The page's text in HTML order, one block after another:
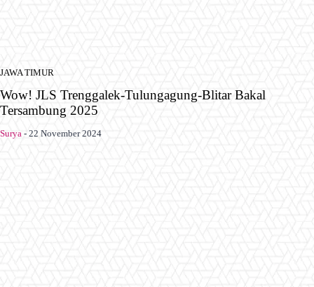
JAWA TIMUR
Wow! JLS Trenggalek-Tulungagung-Blitar Bakal
Tersambung 2025
Surya - 22 November 2024